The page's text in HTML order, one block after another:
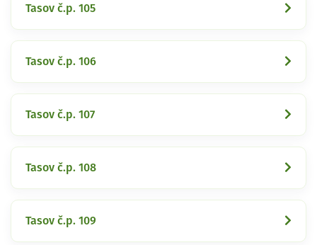
Tasov č.p. 105
Tasov č.p. 106
Tasov č.p. 107
Tasov č.p. 108
Tasov č.p. 109